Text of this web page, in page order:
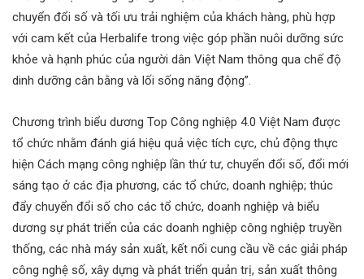
chuyển đổi số và tối ưu trải nghiệm của khách hàng, phù hợp
với cam kết của Herbalife trong việc góp phần nuôi dưỡng sức
khỏe và hạnh phúc của người dân Việt Nam thông qua chế độ
dinh dưỡng cân bằng và lối sống năng động”.
Chương trình biểu dương Top Công nghiệp 4.0 Việt Nam được
tổ chức nhằm đánh giá hiệu quả việc tích cực, chủ động thực
hiện Cách mạng công nghiệp lần thứ tư, chuyển đổi số, đổi mới
sáng tạo ở các địa phương, các tổ chức, doanh nghiệp; thúc
đẩy chuyển đổi số cho các tổ chức, doanh nghiệp và biểu
dương sự phát triển của các doanh nghiệp công nghiệp truyền
thống, các nhà máy sản xuất, kết nối cung cầu về các giải pháp
công nghệ số, xây dựng và phát triển quản trị, sản xuất thông